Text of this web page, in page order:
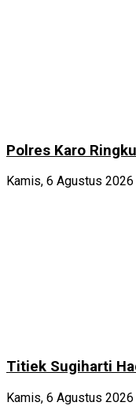
Polres Karo
Kamis, 6 Agustus 2026
Titiek Sugiharti
Kamis, 6 Agustus 2026